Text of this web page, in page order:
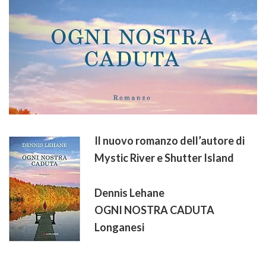
Il nuovo romanzo dell’autore di
Mystic River e Shutter Island
Dennis Lehane
OGNI NOSTRA CADUTA
Longanesi